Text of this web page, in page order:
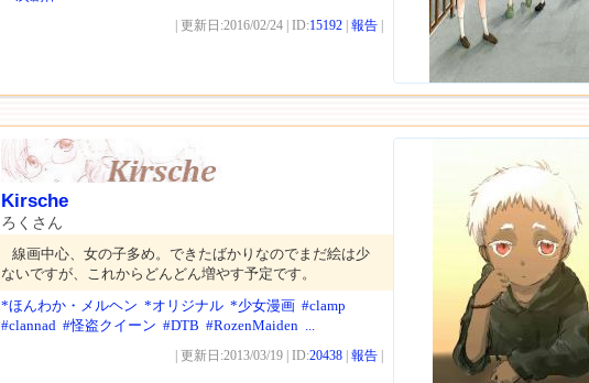
| 更新日:2016/02/24 | ID:15192 報告
Kirsche
ろくさん
線画中心、女の子多め。できたばかりなのでまだ絵は少
ないですが、これからどんどん増やす予定です。
*ほんわか・メルヘン *オリジナル *少女漫画 #clamp
#clannad #怪盗クイーン #DTB #RozenMaiden ...
| 更新日:2013/03/19 | ID:20438 報告